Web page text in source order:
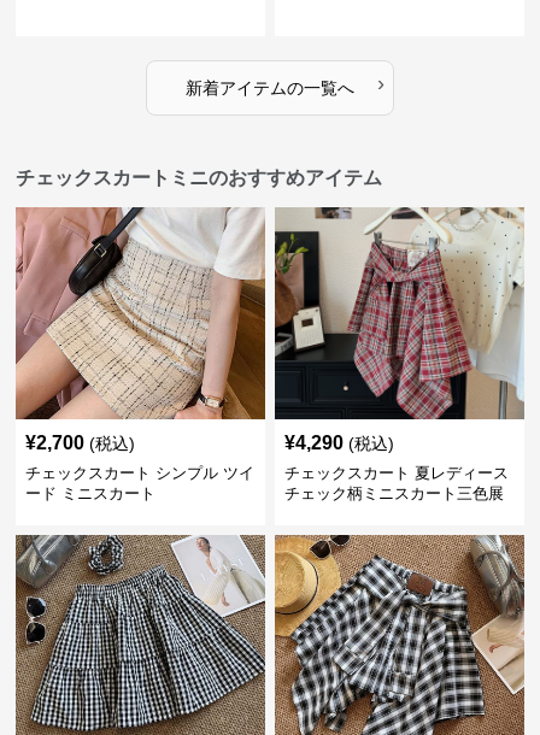
新着アイテムの一覧へ ›
チェックスカートミニのおすすめアイテム
¥2,700 (税込)
チェックスカート シンプル ツイ
ード ミニスカート
¥4,290 (税込)
チェックスカート 夏レディース
チェック柄ミニスカート三色展